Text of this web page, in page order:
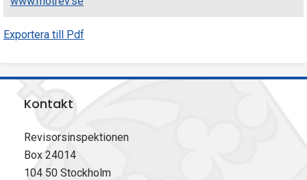
n
n
Exportera till Pdf
Kontakt
Revisorsinspektionen
Box 24014
104 50 Stockholm